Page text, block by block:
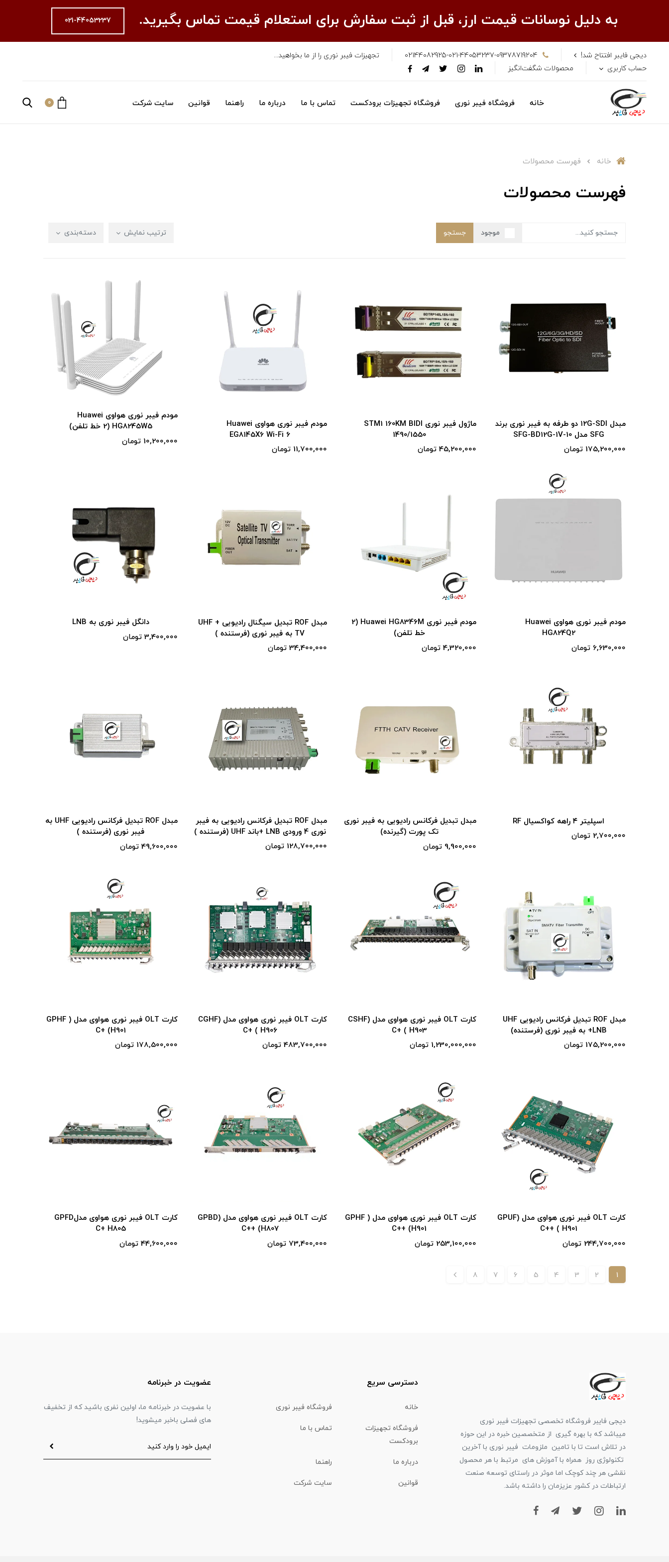
به دلیل نوسانات قیمت ارز، قبل از ثبت سفارش برای استعلام قیمت تماس بگیرید. 021-44053237
دیجی فایبر افتتاح شد! 02144082925-021-44053237-09378719204
تجهیزات فیبر نوری را از ما بخواهید...
حساب کاربری
محصولات شگفت‌انگیز
خانه فروشگاه فیبر نوری فروشگاه تجهیزات برودکست تماس با ما درباره ما راهنما قوانین سایت شرکت 0
خانه فهرست محصولات
فهرست محصولات
موجود جستجو ترتیب نمایش دسته‌بندی
مبدل ۱۲G-SDI دو طرفه به فیبر نوری برند
SFG مدل SFG-BD12G-1V-10
175,200,000 تومان
ماژول فیبر نوری STM1 160KM BIDI
1490/1550
45,200,000 تومان
مودم فیبر نوری هواوی Huawei
EG8145X6 Wi-Fi 6
11,700,000 تومان
مودم فیبر نوری هواوی Huawei
HG8245W5 (2 خط تلفن)
10,200,000 تومان
مودم فیبر نوری هواوی Huawei
HG824Q2
6,630,000 تومان
مودم فیبر نوری Huawei HG8346M (2
خط تلفن)
4,320,000 تومان
مبدل ROF تبدیل سیگنال رادیویی UHF +
TV به فیبر نوری (فرستنده )
34,400,000 تومان
دانگل فیبر نوری به LNB
3,400,000 تومان
اسپلیتر ۴ راهه کواکسیال RF
2,700,000 تومان
مبدل تبدیل فرکانس رادیویی به فیبر نوری
تک پورت (گیرنده)
9,900,000 تومان
مبدل ROF تبدیل فرکانس رادیویی به فیبر
نوری 4 ورودی LNB +باند UHF (فرستنده )
128,700,000 تومان
مبدل ROF تبدیل فرکانس رادیویی UHF به
فیبر نوری (فرستنده )
49,600,000 تومان
مبدل ROF تبدیل فرکانس رادیویی UHF
+LNB به فیبر نوری (فرستنده)
175,200,000 تومان
کارت OLT فیبر نوری هواوی مدل (CSHF
C+ ( H903
1,230,000,000 تومان
کارت OLT فیبر نوری هواوی مدل (CGHF
C+ ( H906
483,700,000 تومان
کارت OLT فیبر نوری هواوی مدل ( GPHF
C+ (H901
178,500,000 تومان
کارت OLT فیبر نوری هواوی مدل (GPUF
C++ ( H901
244,700,000 تومان
کارت OLT فیبر نوری هواوی مدل ( GPHF
C++ (H901
253,100,000 تومان
کارت OLT فیبر نوری هواوی مدل (GPBD
C++ (H807
73,400,000 تومان
کارت OLT فیبر نوری هواوی مدلGPFD
C+ H805
44,600,000 تومان
1
2
3
4
5
6
7
8
دیجی فایبر فروشگاه تخصصی تجهیزات فیبر نوری
میباشد که با بهره گیری از متخصصین خبره در این حوزه
در تلاش است تا با تامین ملزومات فیبر نوری با آخرین
تکنولوژی روز همراه با آموزش های مرتبط با هر محصول
نقشی هر چند کوچک اما موثر در راستای توسعه صنعت
ارتباطات در کشور عزیزمان را داشته باشد.
دسترسی سریع
خانه فروشگاه فیبر نوری
فروشگاه تجهیزات
برودکست
تماس با ما
درباره ما راهنما
قوانین سایت شرکت
عضویت در خبرنامه
با عضویت در خبرنامه ما، اولین نفری باشید که از تخفیف
های فصلی باخبر میشوید!